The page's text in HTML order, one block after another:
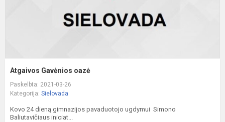
Atgaivos Gavėnios oazė
Paskelbta: 2021-03-26
Kategorija: Sielovada
Kovo 24 dieną gimnazijos pavaduotojo ugdymui Simono
Baliutavičiaus iniciat...